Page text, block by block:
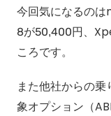
今回気になるの
8が50,400円、
ころです。
また他社からの
象オプション（